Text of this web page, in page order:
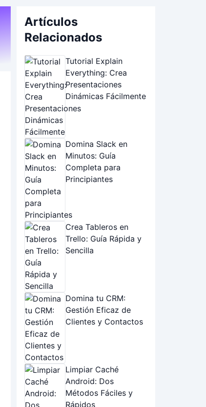
Artículos
Relacionados
Tutorial Explain
Everything: Crea
Presentaciones
Dinámicas Fácilmente
Domina Slack en
Minutos: Guía
Completa para
Principiantes
Crea Tableros en
Trello: Guía Rápida y
Sencilla
Domina tu CRM:
Gestión Eficaz de
Clientes y Contactos
Limpiar Caché
Android: Dos
Métodos Fáciles y
Rápidos